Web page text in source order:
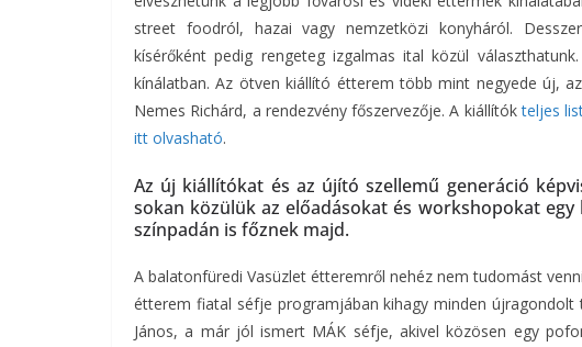
street foodról, hazai vagy nemzetközi konyháról.
kísérőként pedig rengeteg izgalmas ital közül
kínálatban. Az ötven kiállító étterem több mint negyede új,
Nemes Richárd, a rendezvény főszervezője. A kiállítókteljes
itt olvasható.
Az új kiállítókat és az újító szellemű generáció
sokan közülük az előadásokat és workshopokat
színpadán is főznek majd.
A balatonfüredi Vasüzlet étteremről nehéz nem tudomást
étterem fiatal séfje programjában kihagy minden újragondolt
János, a már jól ismert MÁK séfje, akivel közösen egy